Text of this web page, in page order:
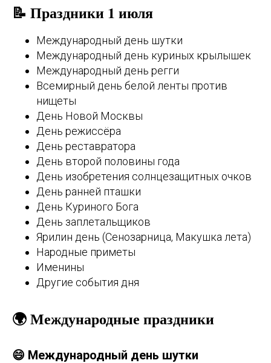
📝 Праздники 1 июля
Международный день шутки
Международный день куриных крылышек
Международный день регги
Всемирный день белой ленты против
нищеты
День Новой Москвы
День режиссёра
День реставратора
День второй половины года
День изобретения солнцезащитных очков
День ранней пташки
День Куриного Бога
День заплетальщиков
Ярилин день (Сенозарница, Макушка лета)
Народные приметы
Именины
Другие события дня
🌍 Международные праздники
😄 Международный день шутки